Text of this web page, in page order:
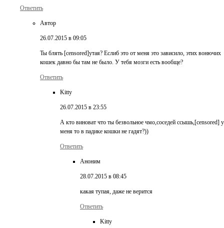
Ответить
Автор
26.07.2015 в 09:05
Ты блять [censored]утая? Еслиб это от меня это зависило, этих вонючих
кошек давно бы там не было. У тебя мозги есть вообще?
Ответить
Kitty
26.07.2015 в 23:55
А кто виноват что ты безвольное чмо,соседей ссышь,[censored] у
меня то в падике кошки не гадят?))
Ответить
Аноним
28.07.2015 в 08:45
какая тупая, даже не верится
Ответить
Kitty